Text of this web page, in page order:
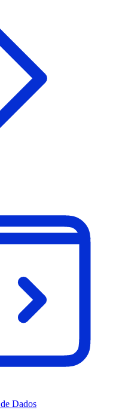
Dados